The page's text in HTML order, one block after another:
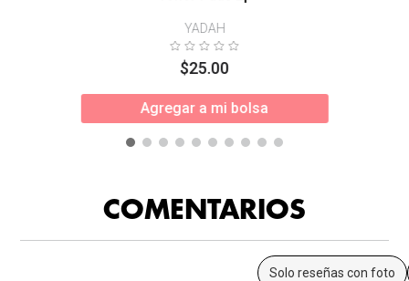
YADAH
$25.00
Agregar a mi bolsa
COMENTARIOS
Solo reseñas con foto